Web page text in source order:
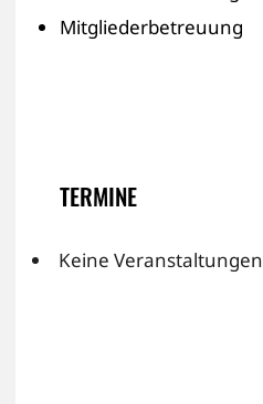
Mitgliederbetreuung
TERMINE
Keine Veranstaltungen